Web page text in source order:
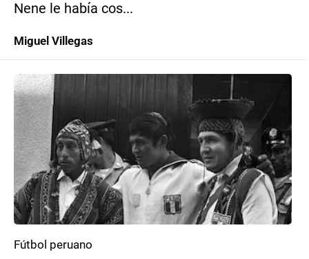
Nene le había cos...
Miguel Villegas
Fútbol peruano